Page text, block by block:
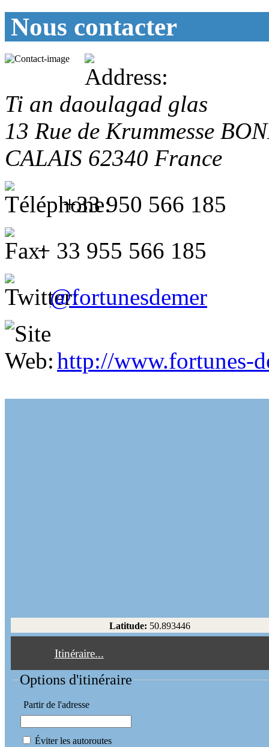
Nous contacter
Ti an daoulagad glas
13 Rue de Krummesse
CALAIS 62340 France
+33 950 566 185
+ 33 955 566 185
@fortunesdemer
http://www.fortunes-
Latitude: 50.893446
Itinéraire...
Options d'itinéraire
Partir de l'adresse
Éviter les autoroutes